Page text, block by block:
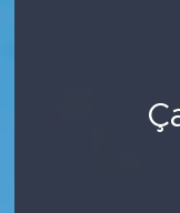
BİLİM-
Son Dakika